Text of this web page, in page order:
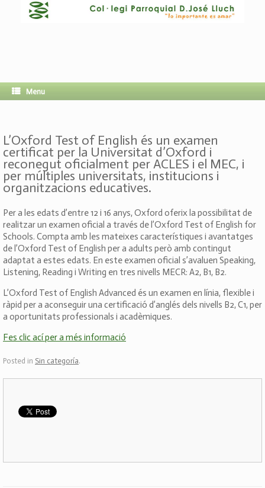
Menu
L’Oxford Test of English és un examen
certificat per la Universitat d’Oxford i
reconegut oficialment per ACLES i el MEC, i
per múltiples universitats, institucions i
organitzacions educatives.
Per a les edats d’entre 12 i 16 anys, Oxford oferix la possibilitat de
realitzar un examen oficial a través de l’Oxford Test of English for
Schools. Compta amb les mateixes característiques i avantatges
de l’Oxford Test of English per a adults però amb contingut
adaptat a estes edats. En este examen oficial s’avaluen Speaking,
Listening, Reading i Writing en tres nivells MECR: A2, B1, B2.
L’Oxford Test of English Advanced és un examen en línia, flexible i
ràpid per a aconseguir una certificació d’anglés dels nivells B2, C1, per
a oportunitats professionals i acadèmiques.
Fes clic ací per a més informació
Posted in Sin categoría.